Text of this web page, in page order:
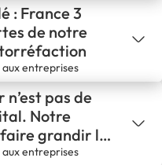
: France 3
de notre
entreprises
pas de
Notre
grandir les
entreprises